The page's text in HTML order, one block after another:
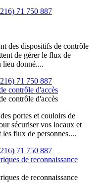
71 750 887
des dispositifs de contrôle
de gérer le flux de
lieu donné....
71 750 887
contrôle d'accès
contrôle d'accès
portes et couloirs de
sécuriser vos locaux et
les flux de personnes....
71 750 887
de reconnaissance
de reconnaissance